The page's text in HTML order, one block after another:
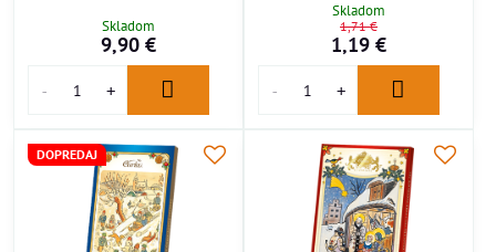
Skladom
9,90 €
Skladom
1,19 €
1,71 €
DOPREDAJ